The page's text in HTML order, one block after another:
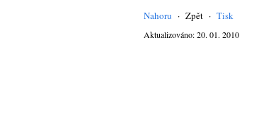
Nahoru · Zpět · Tisk
Aktualizováno: 20. 01. 2010